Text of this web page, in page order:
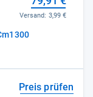
Versand: 3,99 €
Preis prüfen